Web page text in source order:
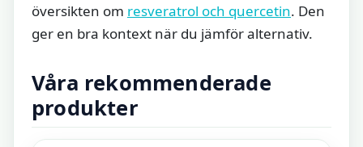
översikten om resveratrol och quercetin. Den
ger en bra kontext när du jämför alternativ.
Våra rekommenderade
produkter